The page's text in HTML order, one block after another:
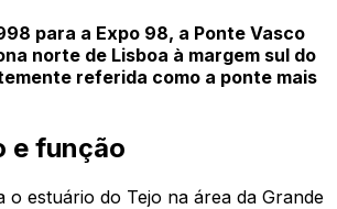
para a Expo 98, a Ponte Vasco
norte de Lisboa à margem sul do
referida como a ponte mais
e função
o estuário do Tejo na área da Grande